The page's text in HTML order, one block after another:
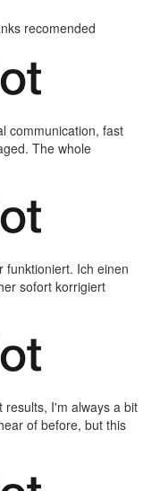
recomended
communication, fast
The whole
funktioniert. Ich einen
sofort korrigiert
results, I'm always a bit
of before, but this